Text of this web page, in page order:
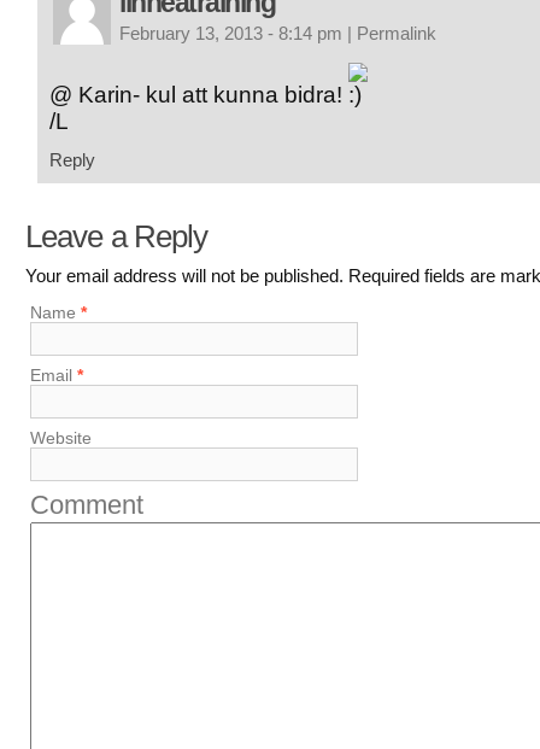
February 13, 2013 - 8:14 pm | Permalink
@ Karin- kul att kunna bidra!
/L
Reply
Leave a Reply
Your email address will not be published. Required fields are
Name *
Email *
Website
Comment